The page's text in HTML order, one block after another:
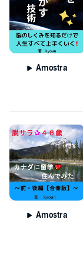
Amostra
Amostra